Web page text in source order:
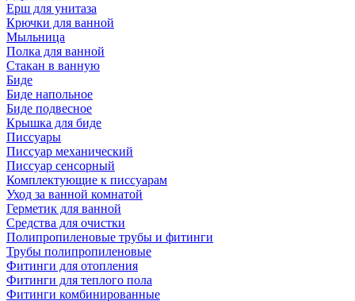
Ерш для унитаза
Крючки для ванной
Мыльница
Полка для ванной
Стакан в ванную
Биде
Биде напольное
Биде подвесное
Крышка для биде
Писсуары
Писсуар механический
Писсуар сенсорный
Комплектующие к писсуарам
Уход за ванной комнатой
Герметик для ванной
Средства для очистки
Полипропиленовые трубы и фитинги
Трубы полипропиленовые
Фитинги для отопления
Фитинги для теплого пола
Фитинги комбинированные